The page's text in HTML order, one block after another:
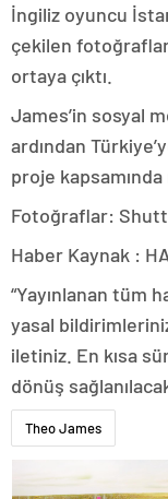
İngiliz oyuncu
çekilen
ortaya çıktı.
James’in sosyal
ardından
proje
Fotoğraflar:
Haber Kaynak :
“Yayınlanan tüm
yasal
iletiniz. En kısa
dönüş
Theo James